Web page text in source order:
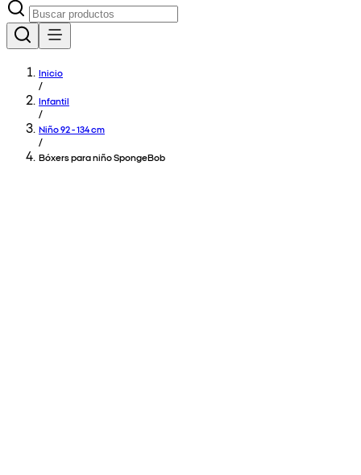
Inicio
/
Infantil
/
Niño 92 - 134 cm
/
Bóxers para niño SpongeBob